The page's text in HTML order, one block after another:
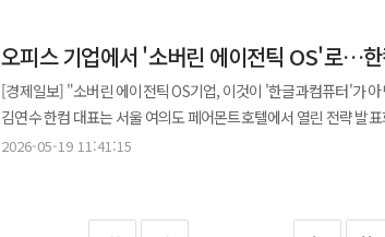
바탕으로 선정 기업들이 글로벌 경쟁력을 갖춘 혁신 기업으로 성장
한미사이언스, 첫 ESG 보고서 발간…그룹 통합 관리체계 구축 한미사이언스는 올해 처음으로 ESG 보고서를 발간하고
지주사를 중심으로 한 통합 ESG 관리 체계를 본격화했다고 12일 밝혔다. 이번 보고서는 한미약품과 주
온라인팜 등을 포함해 그룹 전반의 ESG 전략과 성과를 통합적으
미치는 영향과 재무적 영향을 함께 고려하는 ‘이중 중대성 평가’를 기반으로 주
향해 한국 AI 스타트업에 대한 투자를 독려한 것으로 전해졌다. 한
직접 던진 것이다. 이번 방한에서 엔비디아의 한국 전략은 뚜렷해졌다. SK하이닉스는 HBM과 차세대 메모리,
SK텔레콤은 AI 클라우드, 네이버는 소버린 AI와 AI 팩토리, LG는
제조 AI, 두산은 로보틱스, 게임업계는 시뮬레이션과 피지컬 AI 소프트웨어
중요해졌다. GPU 도입과 AI 팩토리 구축은 전력, 냉각, 데이터센터
R&D센터가 국내 연구개발 생태계에 어떤 역할을 하는지, 스타트
프로그램도 함께 운영한다. 이번 협력은 기업 성장과 지역사회 환원을 연결하는 상생 모델로 설계됐다. 참여 기업이
공감가게 기획전 판매 수익 일부를 지역 공익단체에 기부하면 해
방식이 적용된다. KOTRA 임직원들도 공감가게 기획전에 참여해 사회적경제기업 제품 소비와 사회적 가치 확산에
동참할 예정이다. 한편 네이버 해피빈은 소상공인시장진흥공단과 함께 '우리동네 크라우드펀딩' 사업을 운영하는 등
지역 소상공인의 온라인 판로 확대를 지원하고 있다. 조성아 네이버 해피빈 리더는 "로컬 기업이 지역사회와 함께
기대된다. 대웅제약은 이번 계약을 통해 글로벌 바이오시밀러 사업을 확대하고 차세대 성장 동력으로 육성할 방침이다.
박성수 대웅제약 대표이사는 “이번 계약은 대웅제약이 글로벌 바
것”이라며 “대형 블록버스터 바이오의약품의 바이오시밀러 개발
시장에서 경쟁력 있는 품목을 지속적으로 확보해 나가겠다”고 말했다. ◆자큐보, 인도 임상 3상 성공…온코닉
진출 본격화 온코닉테라퓨틱스는 신약 자큐보(자스타프라잔)가 인도에서 미란성 위식도역류질환(GERD) 임상 3상에
오피스 기업에서 '소버린 에이전틱 OS'로…
[경제일보] "소버린 에이전틱 OS기업, 이것이 '한글과컴퓨터'가 아
김연수 한컴 대표는 서울 여의도 페어몬트호텔에서 열린 전략 발
기업으로의 전환을 공식 선언했다. 이날 행사에는 김연수 대표를 비롯한 주요 경영진이 참석해 '소버린 에이전틱 OS'
2026-05-19 11:41:15